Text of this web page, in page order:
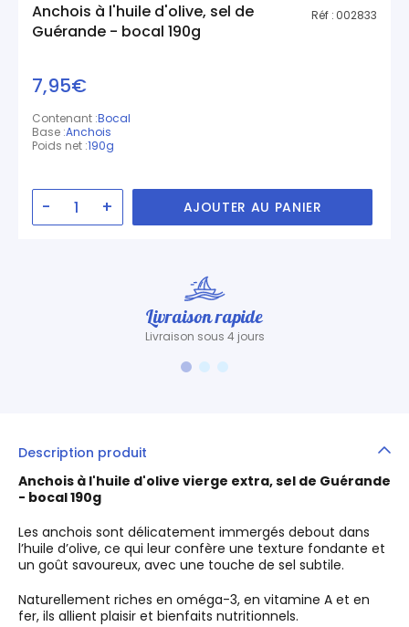
Anchois à l'huile d'olive, sel de
Guérande - bocal 190g
Réf : 002833
7,95€
Contenant :Bocal
Base :Anchois
Poids net :190g
- + AJOUTER AU PANIER
Livraison rapide
Livraison sous 4 jours
Description produit
Anchois à l'huile d'olive vierge extra, sel de Guérande
- bocal 190g
Les anchois sont délicatement immergés debout dans
l’huile d’olive, ce qui leur confère une texture fondante et
un goût savoureux, avec une touche de sel subtile.
Naturellement riches en oméga-3, en vitamine A et en
fer, ils allient plaisir et bienfaits nutritionnels.